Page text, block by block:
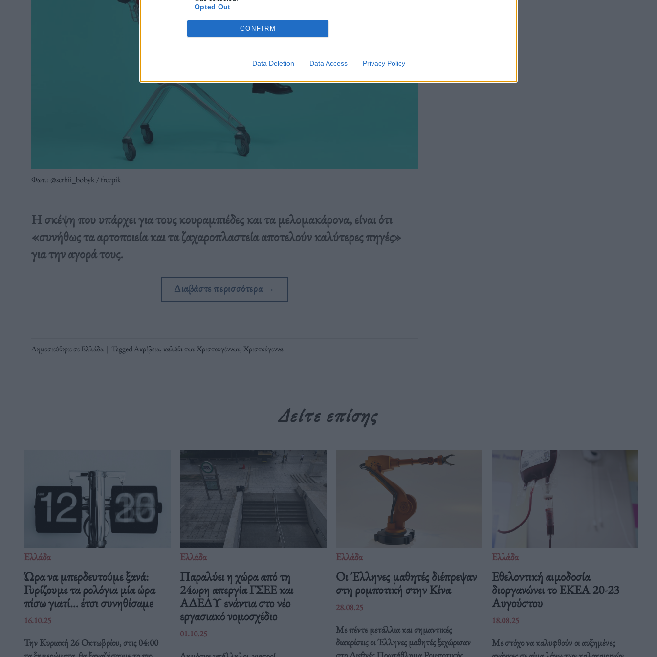
Opted Out
CONFIRM
Data Deletion Data Access Privacy Policy
Φωτ.: @serhii_bobyk / freepik
Η σκέψη που υπάρχει για τους κουραμπιέδες και τα μελομακάρονα, είναι ότι
«συνήθως τα αρτοποιεία και τα ζαχαροπλαστεία αποτελούν καλύτερες πηγές»
για την αγορά τους.
Διαβάστε περισσότερα →
Δημοσιεύθηκε σεΕλλάδα | TaggedΑκρίβεια,καλάθι των Χριστουγέννων,Χριστούγεννα
Δείτε επίσης
Ελλάδα
Ώρα να μπερδευτούμε ξανά:
Γυρίζουμε τα ρολόγια μία ώρα
πίσω γιατί… έτσι συνηθίσαμε
16.10.25
Την Κυριακή 26 Οκτωβρίου, στις 04:00
Ελλάδα
Παραλύει η χώρα από τη
24ωρη απεργία ΓΣΕΕ και
ΑΔΕΔΥ ενάντια στο νέο
εργασιακό νομοσχέδιο
01.10.25
Ελλάδα
Οι Έλληνες μαθητές διέπρεψαν
στη ρομποτική στην Κίνα
28.08.25
Με πέντε μετάλλια και σημαντικές
διακρίσεις οι Έλληνες μαθητές ξεχώρισαν
Ελλάδα
Eθελοντική αιμοδοσία
διοργανώνει το ΕΚΕΑ 20-23
Αυγούστου
18.08.25
Με στόχο να καλυφθούν οι αυξημένες